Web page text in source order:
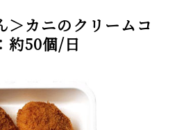
カニのクリームコ
50個/日